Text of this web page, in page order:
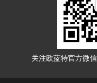
关注欧蓝特官方微